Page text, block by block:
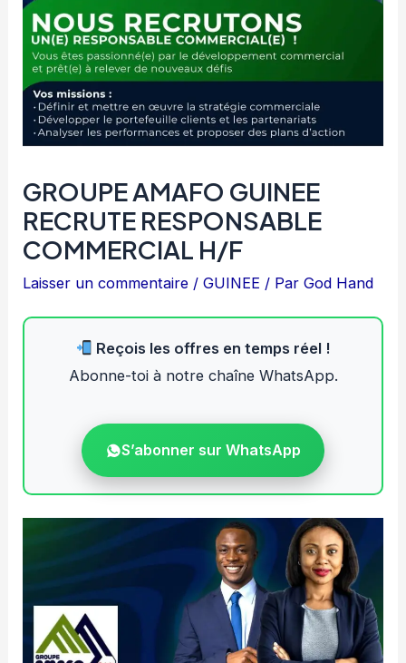
GROUPE AMAFO GUINEE
RECRUTE RESPONSABLE
COMMERCIAL H/F
Laisser un commentaire /GUINEE / ParGod Hand
Reçois les offres en temps réel !
Abonne-toi à notre chaîne WhatsApp.
S’abonner sur WhatsApp